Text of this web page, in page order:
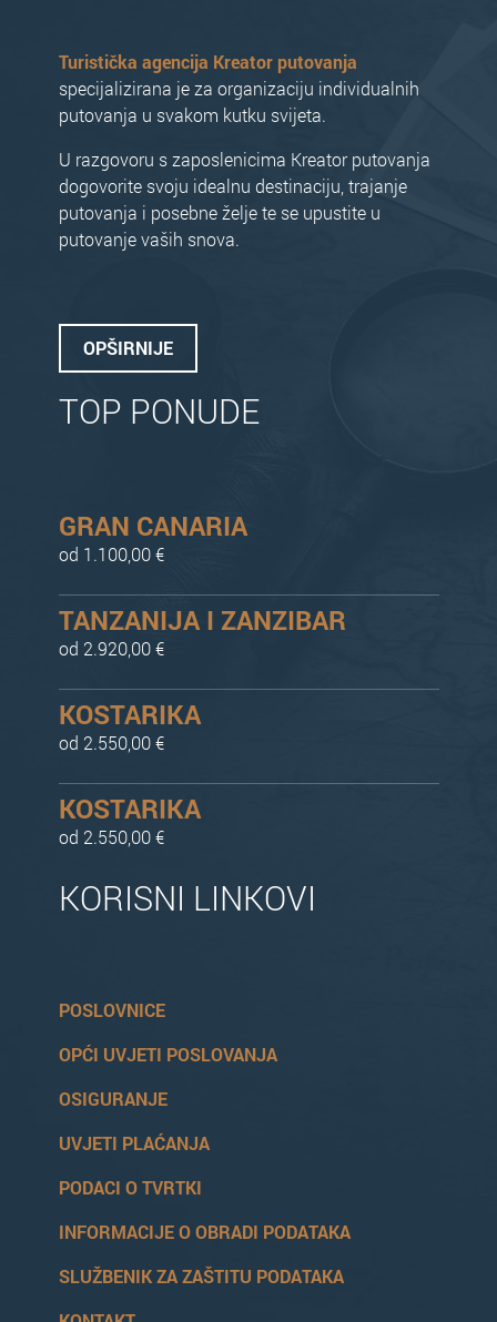
Turistička agencija Kreator putovanja
specijalizirana je za organizaciju individualnih
putovanja u svakom kutku svijeta.
U razgovoru s zaposlenicima Kreator putovanja
dogovorite svoju idealnu destinaciju, trajanje
putovanja i posebne želje te se upustite u
putovanje vaših snova.
OPŠIRNIJE
TOP PONUDE
GRAN CANARIA
od 1.100,00 €
TANZANIJA I ZANZIBAR
od 2.920,00 €
KOSTARIKA
od 2.550,00 €
KOSTARIKA
od 2.550,00 €
KORISNI LINKOVI
POSLOVNICE
OPĆI UVJETI POSLOVANJA
OSIGURANJE
UVJETI PLAĆANJA
PODACI O TVRTKI
INFORMACIJE O OBRADI PODATAKA
SLUŽBENIK ZA ZAŠTITU PODATAKA